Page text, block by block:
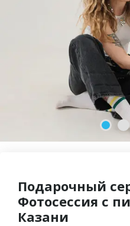
Подарочный
Фотосессия с
Казани